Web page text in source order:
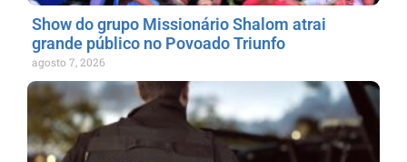
Show do grupo Missionário Shalom atrai
grande público no Povoado Triunfo
agosto 7, 2026